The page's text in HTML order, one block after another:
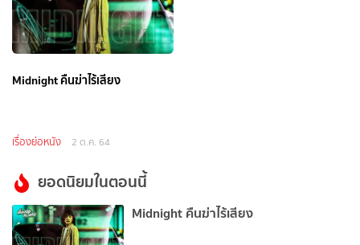
Midnight คืนฆ่าไร้เสียง
เรื่องย่อหนัง 2 ต.ค. 64
ยอดนิยมในตอนนี้
Midnight คืนฆ่าไร้เสียง